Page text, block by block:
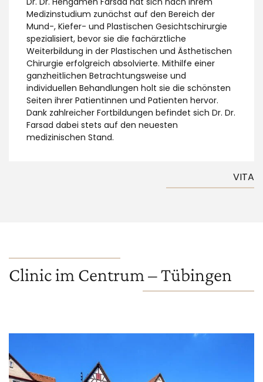
Medizinstudium zunächst auf den Bereich der
Mund-, Kiefer- und Plastischen Gesichtschirurgie
spezialisiert, bevor sie die fachärztliche
Weiterbildung in der Plastischen und Ästhetischen
Chirurgie erfolgreich absolvierte. Mithilfe einer
ganzheitlichen Betrachtungsweise und
individuellen Behandlungen holt sie die schönsten
Seiten ihrer Patientinnen und Patienten hervor.
Dank zahlreicher Fortbildungen befindet sich Dr. Dr.
Farsad dabei stets auf den neuesten
medizinischen Stand.
VITA
Clinic im Centrum – Tübingen